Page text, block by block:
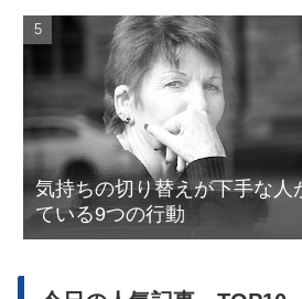
気持ちの切り替えが下手な人
ている9つの行動